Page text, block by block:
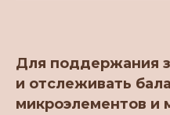
Для поддержания
и отслеживать
микроэлементов и